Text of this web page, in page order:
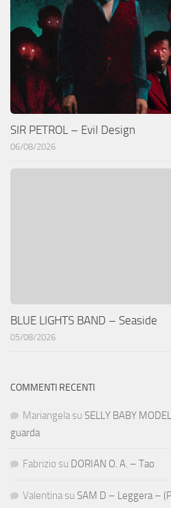
SIR PETROL – Evil Design
06/08/2026
BLUE LIGHTS BAND – Seaside
05/08/2026
COMMENTI RECENTI
Mariangela su SELLY BABY
guarda
Fabrizio su DORIAN O. A. – Tao
Valentina su SAM D – Leggera –